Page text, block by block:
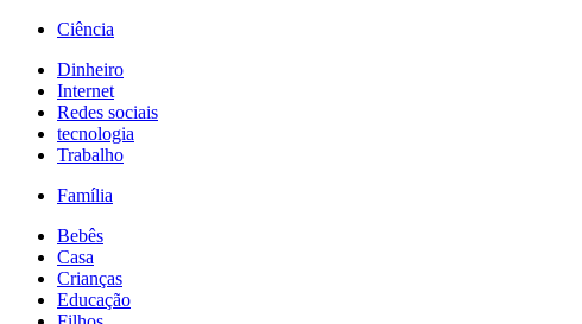
Ciência
Dinheiro
Internet
Redes sociais
tecnologia
Trabalho
Família
Bebês
Casa
Crianças
Educação